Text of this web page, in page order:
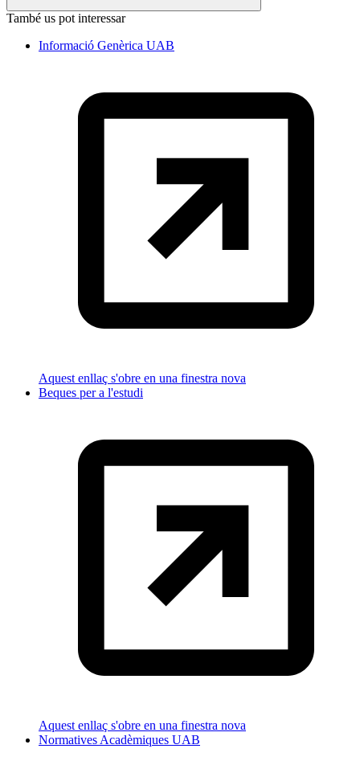
També us pot interessar
Informació Genèrica UAB
Aquest enllaç s'obre en una finestra nova
Beques per a l'estudi
Aquest enllaç s'obre en una finestra nova
Normatives Acadèmiques UAB